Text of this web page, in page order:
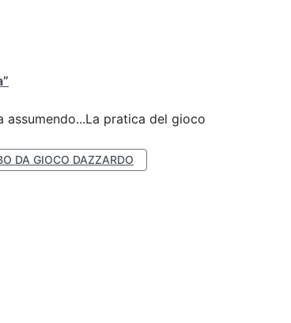
pratica del gioco
DA GIOCO DAZZARDO